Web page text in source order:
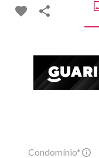
Condomínio*